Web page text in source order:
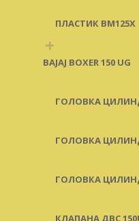
ПЛАСТИК BM125X
+
BAJAJ BOXER 150 UG
ГОЛОВКА
ГОЛОВКА
ГОЛОВКА
КЛАПАНА ДВС